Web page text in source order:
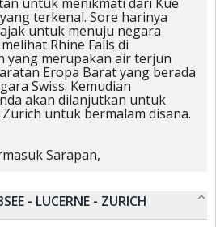
terkenal. Sore harinya
untuk menuju negara
Rhine Falls di
yang merupakan air terjun
Eropa Barat yang berada
Swiss. Kemudian
akan dilanjutkan untuk
untuk bermalam disana.
Sarapan,
- LUCERNE - ZURICH